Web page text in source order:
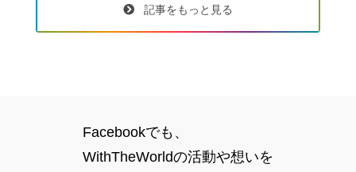
記事をもっと見る
Facebookでも、
WithTheWorldの活動や想いを